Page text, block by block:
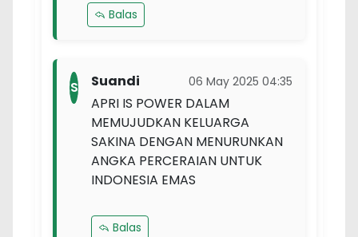
Balas
S Suandi 06 May 2025 04:35
APRI IS POWER DALAM
MEMUJUDKAN KELUARGA
SAKINA DENGAN MENURUNKAN
ANGKA PERCERAIAN UNTUK
INDONESIA EMAS
Balas